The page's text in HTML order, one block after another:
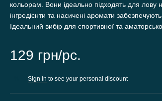
кольорам. Вони ідеально підходять для лову
інгредієнти та насичені аромати
Ідеальний вибір для спортивної та
129 грн/pc.
Sign in to see your personal discount